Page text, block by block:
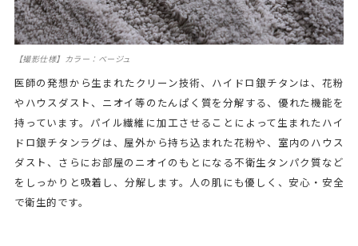
【撮影仕様】カラー：ベージュ
医師の発想から生まれたクリーン技術、ハイドロ銀チタンは、花粉
やハウスダスト、ニオイ等のたんぱく質を分解する、優れた機能を
持っています。パイル繊維に加工させることによって生まれたハイ
ドロ銀チタンラグは、屋外から持ち込まれた花粉や、室内のハウス
ダスト、さらにお部屋のニオイのもとになる不衛生タンパク質など
をしっかりと吸着し、分解します。人の肌にも優しく、安心・安全
で衛生的です。